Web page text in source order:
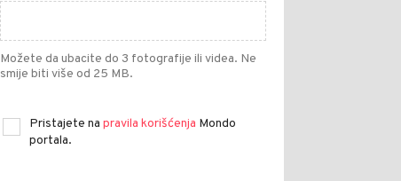
Možete da ubacite do 3 fotografije ili videa. Ne
smije biti više od 25 MB.
Pristajete na pravila korišćenja Mondo
portala.